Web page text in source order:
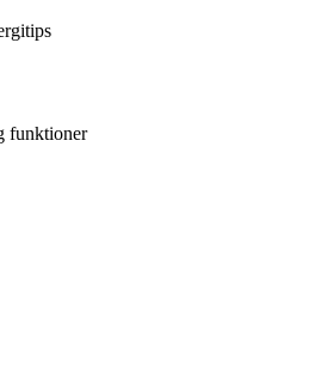
funktioner